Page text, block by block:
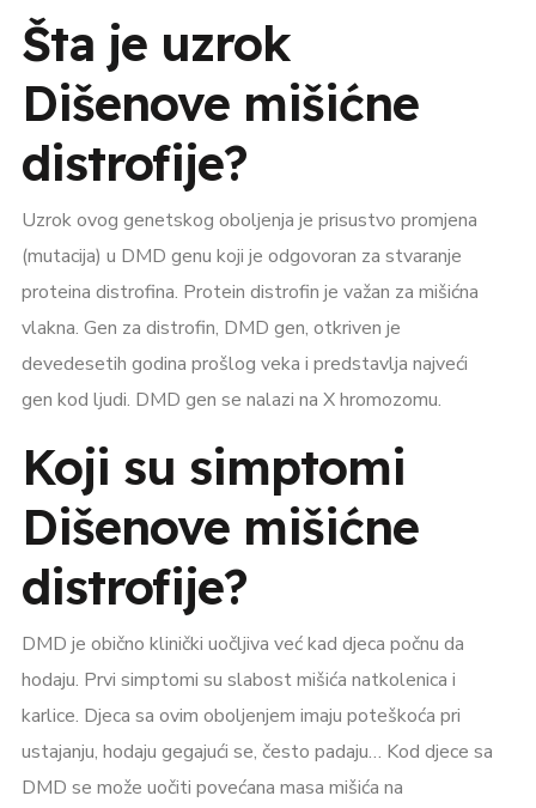
Šta je uzrok
Dišenove mišićne
distrofije?
Uzrok ovog genetskog oboljenja je prisustvo promjena
(mutacija) u DMD genu koji je odgovoran za stvaranje
proteina distrofina. Protein distrofin je važan za mišićna
vlakna. Gen za distrofin, DMD gen, otkriven je
devedesetih godina prošlog veka i predstavlja najveći
gen kod ljudi. DMD gen se nalazi na X hromozomu.
Koji su simptomi
Dišenove mišićne
distrofije?
DMD je obično klinički uočljiva već kad djeca počnu da
hodaju. Prvi simptomi su slabost mišića natkolenica i
karlice. Djeca sa ovim oboljenjem imaju poteškoća pri
ustajanju, hodaju gegajući se, često padaju… Kod djece sa
DMD se može uočiti povećana masa mišića na